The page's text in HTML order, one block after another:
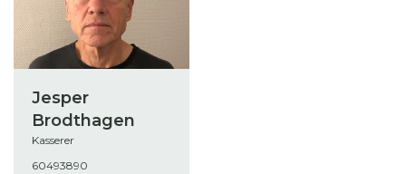
Jesper
Brodthagen
Kasserer
60493890